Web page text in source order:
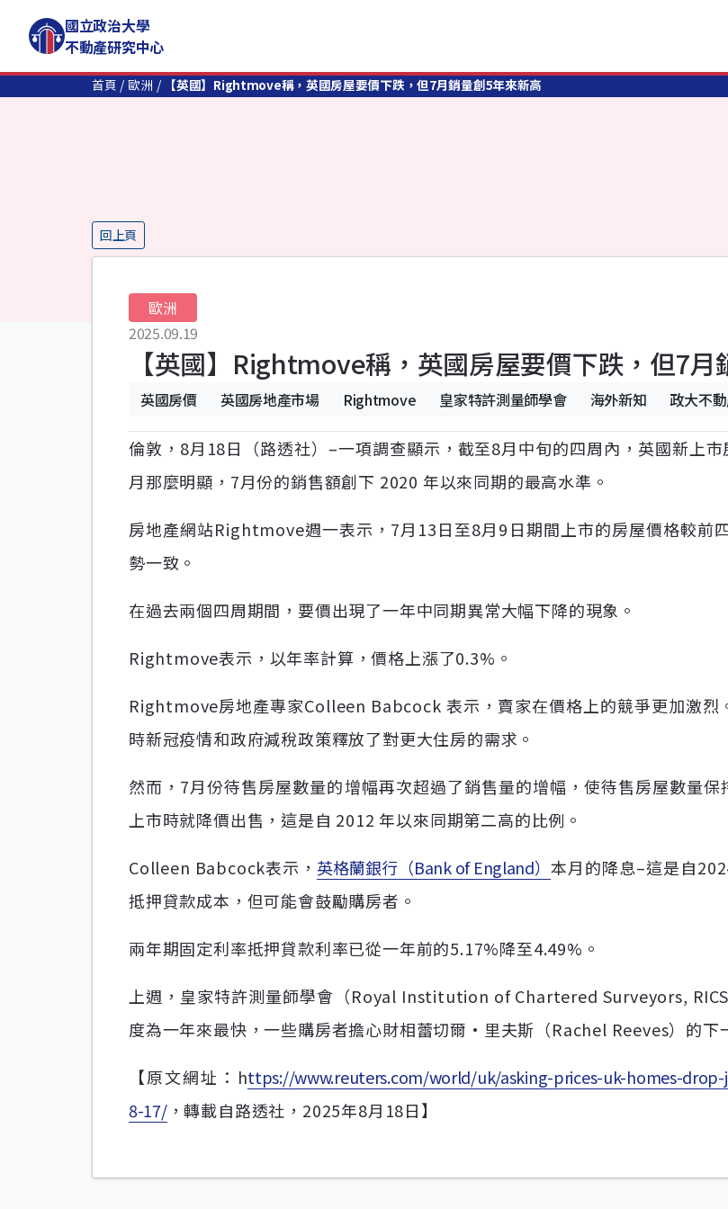
國立政治大學
不動產研究中心
首頁 歐洲 【英國】Rightmove稱，英國房屋要價下跌，但7月銷量創5年來新高
回上頁
歐洲
2025.09.19
【英國】Rightmove稱，英國房屋要價下跌，但7月
英國房價 英國房地產市場 Rightmove 皇家特許測量師學會 海外新知 政大不
倫敦，8月18日（路透社）–一項調查顯示，截至8月中旬的四周內，英國新上
月那麼明顯，7月份的銷售額創下 2020 年以來同期的最高水準。
房地產網站Rightmove週一表示，7月13日至8月9日期間上市的房屋價格較前
勢一致。
在過去兩個四周期間，要價出現了一年中同期異常大幅下降的現象。
Rightmove表示，以年率計算，價格上漲了0.3%。
Rightmove房地產專家Colleen Babcock 表示，賣家在價格上的競爭更加激烈
時新冠疫情和政府減稅政策釋放了對更大住房的需求。
然而，7月份待售房屋數量的增幅再次超過了銷售量的增幅，使待售房屋數量
上市時就降價出售，這是自 2012 年以來同期第二高的比例。
Colleen Babcock表示， 英格蘭銀行（Bank of England） 本月的降息–這是自
抵押貸款成本，但可能會鼓勵購房者。
兩年期固定利率抵押貸款利率已從一年前的5.17%降至4.49%。
上週，皇家特許測量師學會（Royal Institution of Chartered Surveyors,
度為一年來最快，一些購房者擔心財相蕾切爾·里夫斯（Rachel Reeves）的下
【原文網址：https://www.reuters.com/world/uk/asking-prices-uk-homes-
8-17/，轉載自路透社，2025年8月18日】